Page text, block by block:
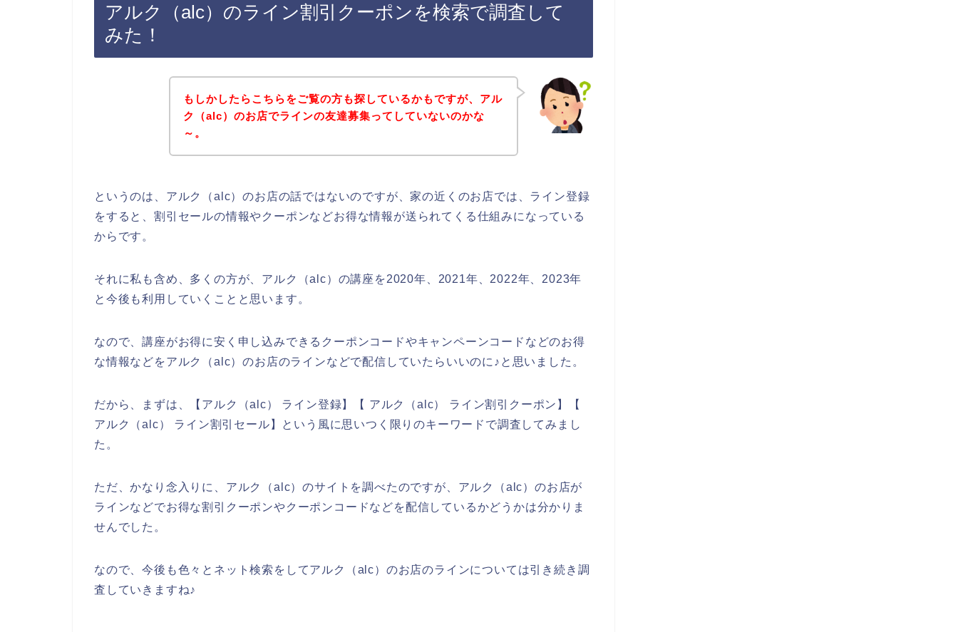
アルク（alc）のライン割引クーポンを検索で調査して
みた！
もしかしたらこちらをご覧の方も探しているかもですが、アル
ク（alc）のお店でラインの友達募集ってしていないのかな
～。
というのは、アルク（alc）のお店の話ではないのですが、家の近くのお店では、ライン登録
をすると、割引セールの情報やクーポンなどお得な情報が送られてくる仕組みになっている
からです。
それに私も含め、多くの方が、アルク（alc）の講座を2020年、2021年、2022年、2023年
と今後も利用していくことと思います。
なので、講座がお得に安く申し込みできるクーポンコードやキャンペーンコードなどのお得
な情報などをアルク（alc）のお店のラインなどで配信していたらいいのに♪と思いました。
だから、まずは、【アルク（alc） ライン登録】【 アルク（alc） ライン割引クーポン】【
アルク（alc） ライン割引セール】という風に思いつく限りのキーワードで調査してみまし
た。
ただ、かなり念入りに、アルク（alc）のサイトを調べたのですが、アルク（alc）のお店が
ラインなどでお得な割引クーポンやクーポンコードなどを配信しているかどうかは分かりま
せんでした。
なので、今後も色々とネット検索をしてアルク（alc）のお店のラインについては引き続き調
査していきますね♪